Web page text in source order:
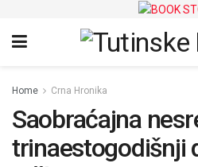
Home Crna Hronika
Saobraćajna
trinaestogodišnji